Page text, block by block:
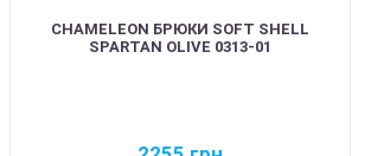
CHAMELEON БРЮКИ SOFT SHELL
SPARTAN OLIVE 0313-01